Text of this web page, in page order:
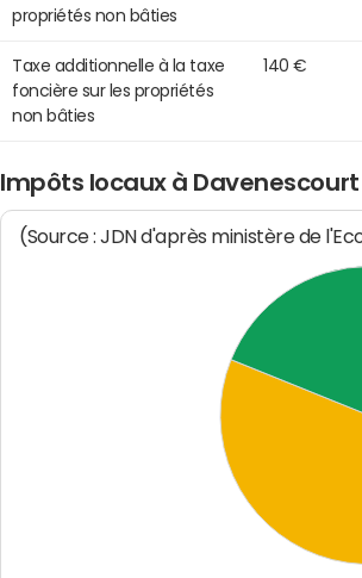
propriétés non bâties
Taxe additionnelle à la taxe
foncière sur les propriétés
non bâties
140 €
Impôts locaux à Davenescourt
(Source : JDN d'après ministère de